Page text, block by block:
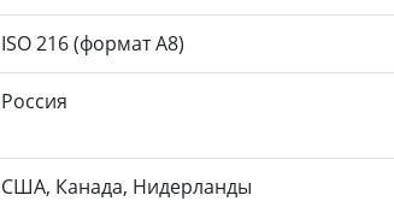
ISO 216 (формат A8)
Россия
США, Канада, Нидерланды